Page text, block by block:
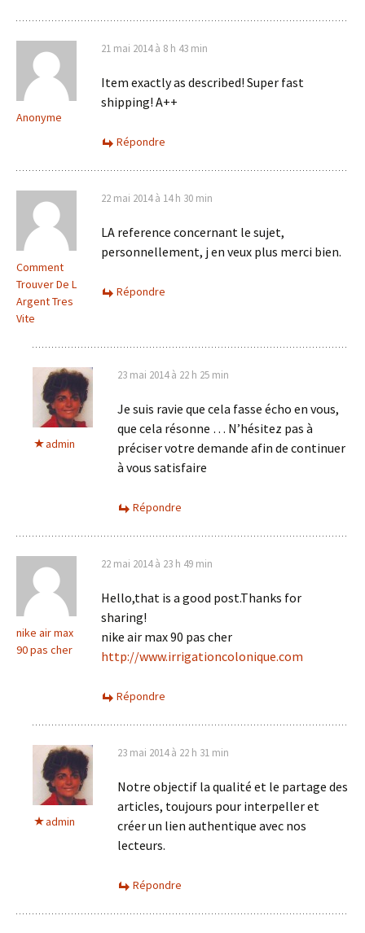
Anonyme
21 mai 2014 à 8 h 43 min
Item exactly as described! Super fast
shipping! A++
Répondre
Comment
Trouver De L
Argent Tres
Vite
22 mai 2014 à 14 h 30 min
LA reference concernant le sujet,
personnellement, j en veux plus merci bien.
Répondre
admin
23 mai 2014 à 22 h 25 min
Je suis ravie que cela fasse écho en vous,
que cela résonne … N’hésitez pas à
préciser votre demande afin de continuer
à vous satisfaire
Répondre
nike air max
90 pas cher
22 mai 2014 à 23 h 49 min
Hello,that is a good post.Thanks for
sharing!
nike air max 90 pas cher
http://www.irrigationcolonique.com
Répondre
admin
23 mai 2014 à 22 h 31 min
Notre objectif la qualité et le partage des
articles, toujours pour interpeller et
créer un lien authentique avec nos
lecteurs.
Répondre